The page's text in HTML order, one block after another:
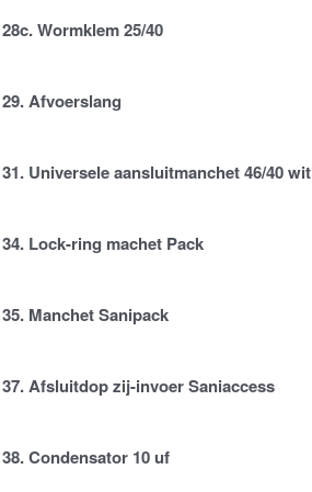
28c. Wormklem 25/40
29. Afvoerslang
31. Universele aansluitmanchet 46/40 wit
34. Lock-ring machet Pack
35. Manchet Sanipack
37. Afsluitdop zij-invoer Saniaccess
38. Condensator 10 uf